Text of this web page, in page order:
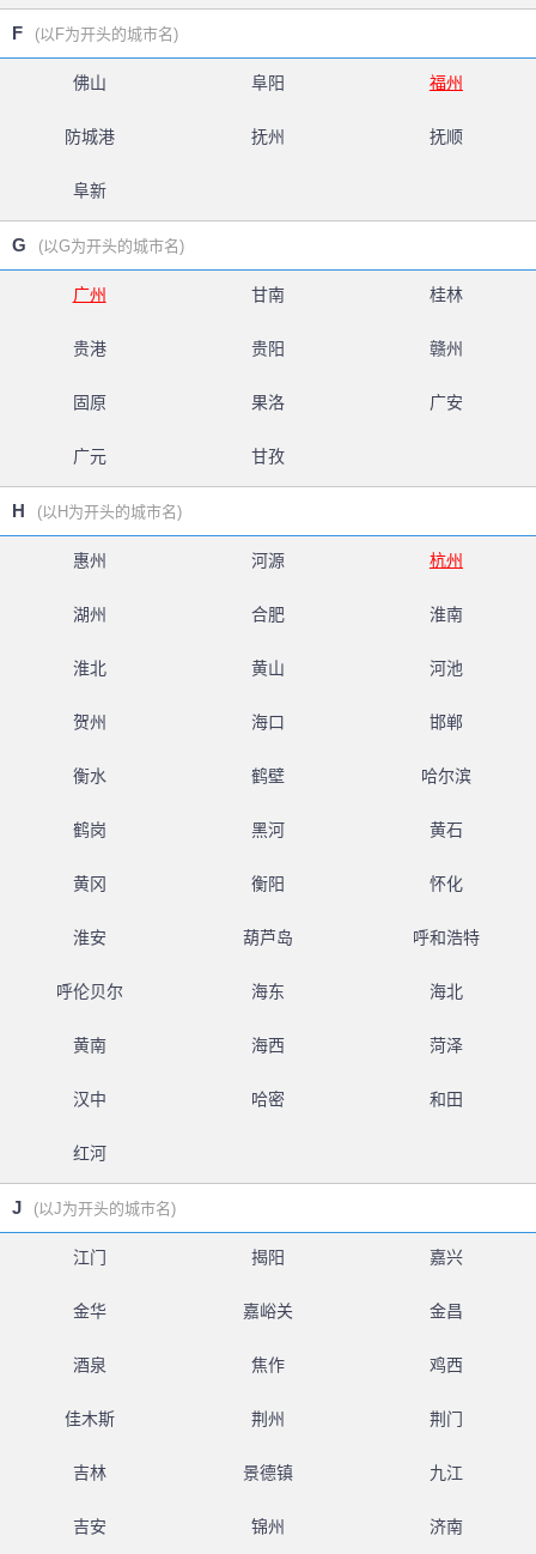
F (以F为开头的城市名)
佛山 阜阳 福州
防城港 抚州 抚顺
阜新
G (以G为开头的城市名)
广州 甘南 桂林
贵港 贵阳 赣州
固原 果洛 广安
广元 甘孜
H (以H为开头的城市名)
惠州 河源 杭州
湖州 合肥 淮南
淮北 黄山 河池
贺州 海口 邯郸
衡水 鹤壁 哈尔滨
鹤岗 黑河 黄石
黄冈 衡阳 怀化
淮安 葫芦岛 呼和浩特
呼伦贝尔 海东 海北
黄南 海西 菏泽
汉中 哈密 和田
红河
J (以J为开头的城市名)
江门 揭阳 嘉兴
金华 嘉峪关 金昌
酒泉 焦作 鸡西
佳木斯 荆州 荆门
吉林 景德镇 九江
吉安 锦州 济南